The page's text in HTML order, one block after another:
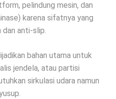
pelindung mesin, dan
karena sifatnya yang
dan anti-slip.
bahan utama untuk
jendela, atau partisi
sirkulasi udara namun